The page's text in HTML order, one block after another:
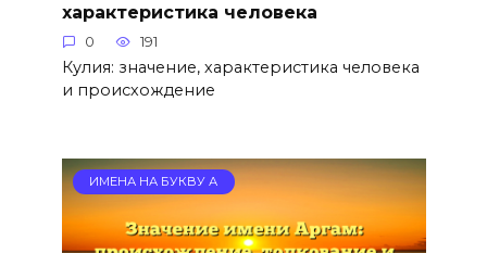
характеристика человека
0 191
Кулия: значение, характеристика человека
и происхождение
ИМЕНА НА БУКВУ А